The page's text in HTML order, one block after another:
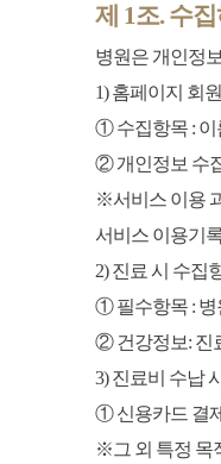
제 1조. 수
병원은 개인정
1) 홈페이지 회
① 수집항목 : 이
② 개인정보 수
※서비스 이용
서비스 이용기
2) 진료 시 수집
① 필수항목 : 병
② 건강정보: 진
3) 진료비 수납
① 신용카드 결
※그 외 특정 목